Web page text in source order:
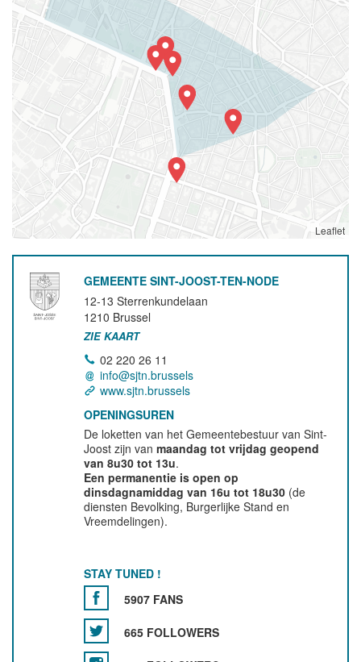
Leaflet
GEMEENTE SINT-JOOST-TEN-NODE
12-13 Sterrenkundelaan
1210 Brussel
ZIE KAART
02 220 26 11
info@sjtn.brussels
www.sjtn.brussels
OPENINGSUREN
De loketten van het Gemeentebestuur van Sint-
Joost zijn vanmaandag tot vrijdag geopend
van 8u30 tot 13u.
Een permanentie is open op
dinsdagnamiddag van 16u tot 18u30 (de
diensten Bevolking, Burgerlijke Stand en
Vreemdelingen).
STAY TUNED !
5907 FANS
665 FOLLOWERS